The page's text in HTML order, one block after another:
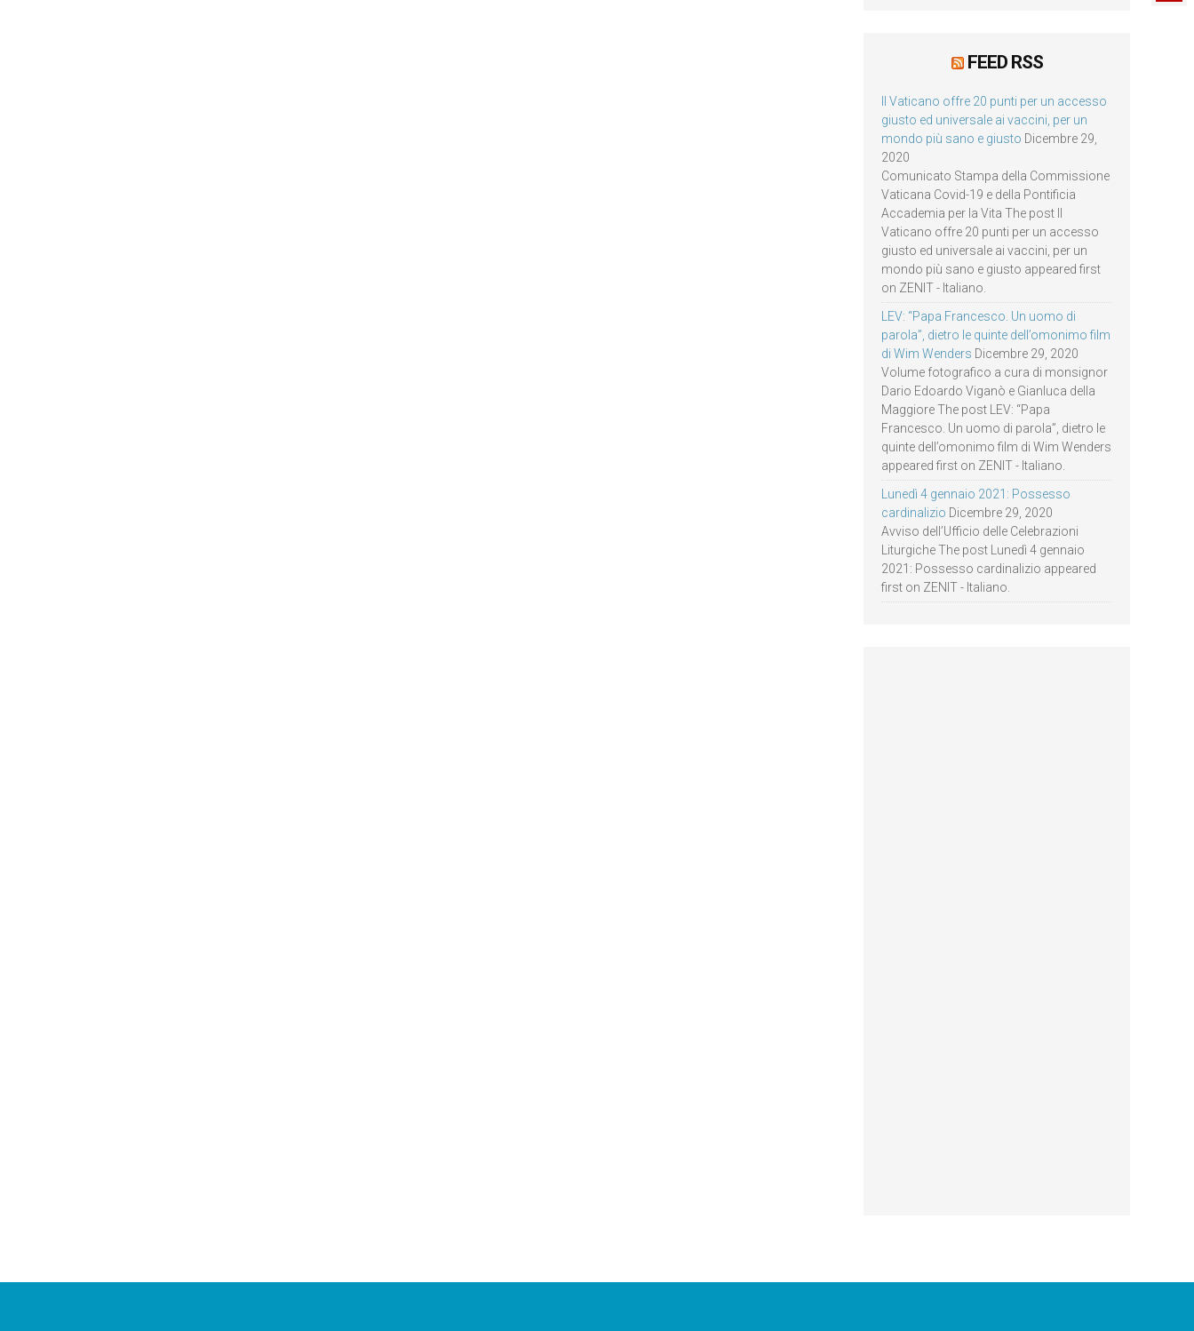
FEED RSS
Il Vaticano offre 20 punti per un accesso
giusto ed universale ai vaccini, per un
mondo più sano e giusto Dicembre 29,
2020
Comunicato Stampa della Commissione
Vaticana Covid-19 e della Pontificia
Accademia per la Vita The post Il
Vaticano offre 20 punti per un accesso
giusto ed universale ai vaccini, per un
mondo più sano e giusto appeared first
on ZENIT - Italiano.
LEV: “Papa Francesco. Un uomo di
parola”, dietro le quinte dell’omonimo film
di Wim Wenders Dicembre 29, 2020
Volume fotografico a cura di monsignor
Dario Edoardo Viganò e Gianluca della
Maggiore The post LEV: “Papa
Francesco. Un uomo di parola”, dietro le
quinte dell’omonimo film di Wim Wenders
appeared first on ZENIT - Italiano.
Lunedì 4 gennaio 2021: Possesso
cardinalizio Dicembre 29, 2020
Avviso dell’Ufficio delle Celebrazioni
Liturgiche The post Lunedì 4 gennaio
2021: Possesso cardinalizio appeared
first on ZENIT - Italiano.